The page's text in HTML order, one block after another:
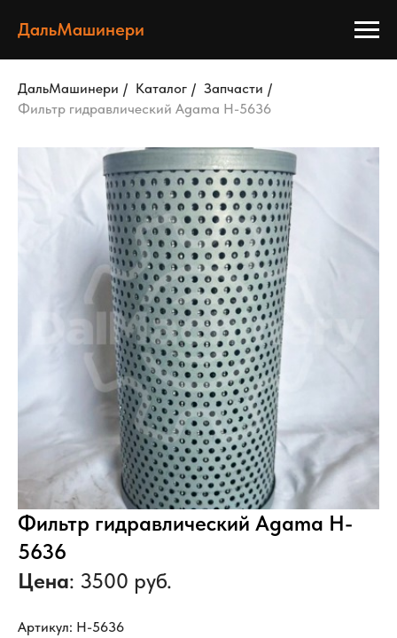
ДальМашинери
ДальМашинери / Каталог / Запчасти /
Фильтр гидравлический Agama H-5636
Фильтр гидравлический Agama H-
5636
Цена: 3500 руб.
Артикул: H-5636